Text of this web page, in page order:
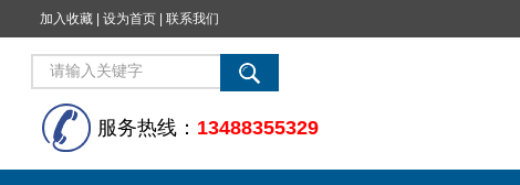
加入收藏 设为首页 联系我们
服务热线： 13488355329